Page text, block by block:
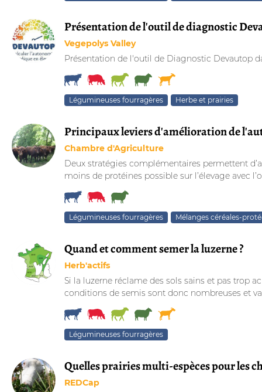
Présentation de l'outil de diagnostic
Vegepolys Valley
Présentation de l'outil de Diagnostic Devautop
Légumineuses fourragères Herbe et prairies
Principaux leviers d'amélioration de
Chambre d'Agriculture
Deux stratégies complémentaires permettent
moins de protéines possible sur l’élevage avec
Légumineuses fourragères Mélanges céréales-
Quand et comment semer la luzerne ?
Herb'actifs
Si la luzerne réclame des sols sains et pas trop
conditions de semis sont donc nombreuses et
Légumineuses fourragères
Quelles prairies multi-espèces pour les
REDCap